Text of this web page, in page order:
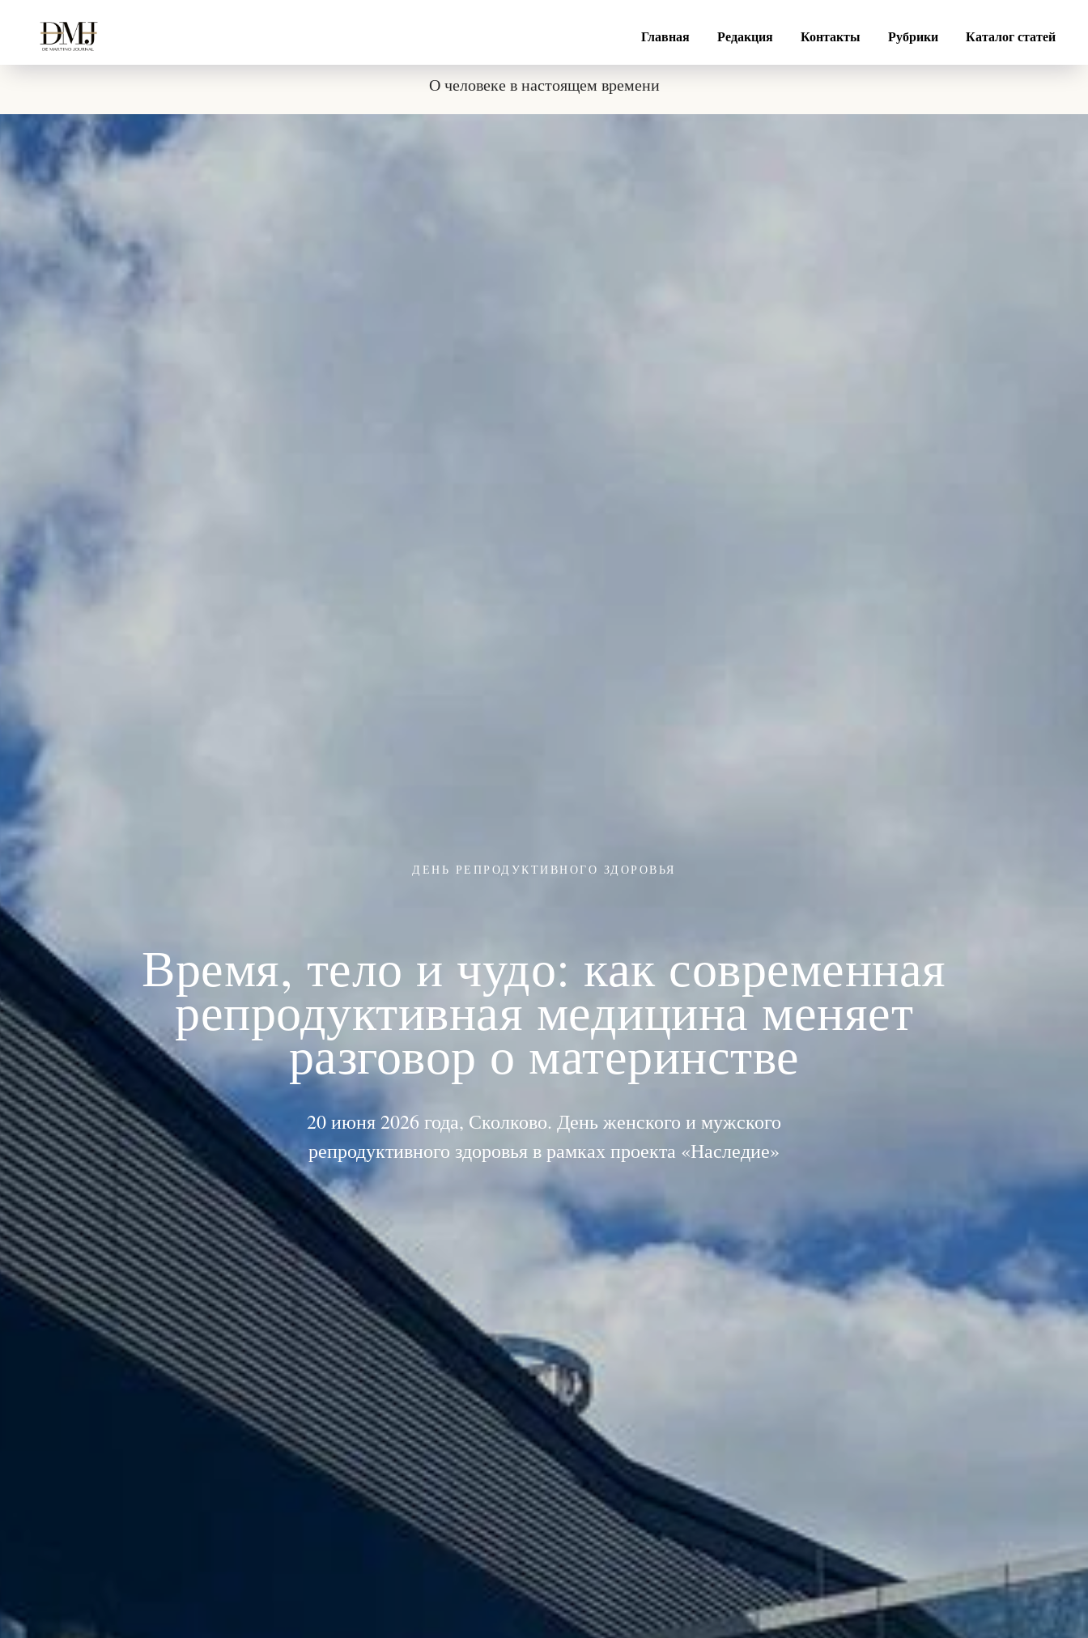
Главная Редакция Контакты Рубрики Каталог статей
De Martino Journal
О человеке в настоящем времени
ДЕНЬ РЕПРОДУКТИВНОГО ЗДОРОВЬЯ
Время, тело и чудо: как современная
репродуктивная медицина меняет
разговор о материнстве
20 июня 2026 года, Сколково. День женского и мужского
репродуктивного здоровья в рамках проекта «Наследие»